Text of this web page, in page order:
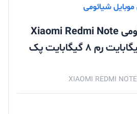
شیائومی
گوشی موبایل شیائومی Xiaomi Redmi Note
12S ظرفیت 256 گیگابایت رم 8 گیگابایت پک
XIAOMI REDMI